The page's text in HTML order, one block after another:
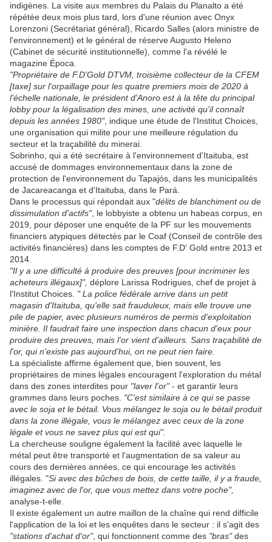
indigènes. La visite aux membres du Palais du Planalto a été
répétée deux mois plus tard, lors d'une réunion avec Onyx
Lorenzoni (Secrétariat général), Ricardo Salles (alors ministre de
l'environnement) et le général de réserve Augusto Heleno
(Cabinet de sécurité institutionnelle), comme l'a révélé le
magazine Época.
"Propriétaire de F.D'Gold DTVM, troisième collecteur de la CFEM
[taxe] sur l'orpaillage pour les quatre premiers mois de 2020 à
l'échelle nationale, le président d'Anoro est à la tête du principal
lobby pour la légalisation des mines, une activité qu'il connaît
depuis les années 1980", indique une étude de l'Institut Choices,
une organisation qui milite pour une meilleure régulation du
secteur et la traçabilité du minerai.
Sobrinho, qui a été secrétaire à l'environnement d'Itaituba, est
accusé de dommages environnementaux dans la zone de
protection de l'environnement du Tapajós, dans les municipalités
de Jacareacanga et d'Itaituba, dans le Pará.
Dans le processus qui répondait aux "délits de blanchiment ou de
dissimulation d'actifs", le lobbyiste a obtenu un habeas corpus, en
2019, pour déposer une enquête de la PF sur les mouvements
financiers atypiques détectés par le Coaf (Conseil de contrôle des
activités financières) dans les comptes de F.D' Gold entre 2013 et
2014.
"Il y a une difficulté à produire des preuves [pour incriminer les
acheteurs illégaux]", déplore Larissa Rodrigues, chef de projet à
l'Institut Choices. " La police fédérale arrive dans un petit
magasin d'Itaituba, qu'elle sait frauduleux, mais elle trouve une
pile de papier, avec plusieurs numéros de permis d'exploitation
minière. Il faudrait faire une inspection dans chacun d'eux pour
produire des preuves, mais l'or vient d'ailleurs. Sans traçabilité de
l'or, qui n'existe pas aujourd'hui, on ne peut rien faire.
La spécialiste affirme également que, bien souvent, les
propriétaires de mines légales encouragent l'exploration du métal
dans des zones interdites pour "laver l'or"- et garantir leurs
grammes dans leurs poches. "C'est similaire à ce qui se passe
avec le soja et le bétail. Vous mélangez le soja ou le bétail produit
dans la zone illégale, vous le mélangez avec ceux de la zone
légale et vous ne savez plus qui est qui".
La chercheuse souligne également la facilité avec laquelle le
métal peut être transporté et l'augmentation de sa valeur au
cours des dernières années, ce qui encourage les activités
illégales. "Si avec des bûches de bois, de cette taille, il y a fraude,
imaginez avec de l'or, que vous mettez dans votre poche",
analyse-t-elle.
Il existe également un autre maillon de la chaîne qui rend difficile
l'application de la loi et les enquêtes dans le secteur : il s'agit des
"stations d'achat d'or", qui fonctionnent comme des "bras"des